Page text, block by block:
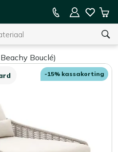
uw winkelwagen.
op de hele collectie
Bouclé)
-15% kassakorting